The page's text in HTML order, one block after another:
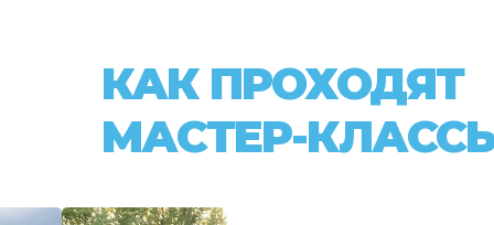
КАК ПРОХОДЯТ
МАСТЕР-